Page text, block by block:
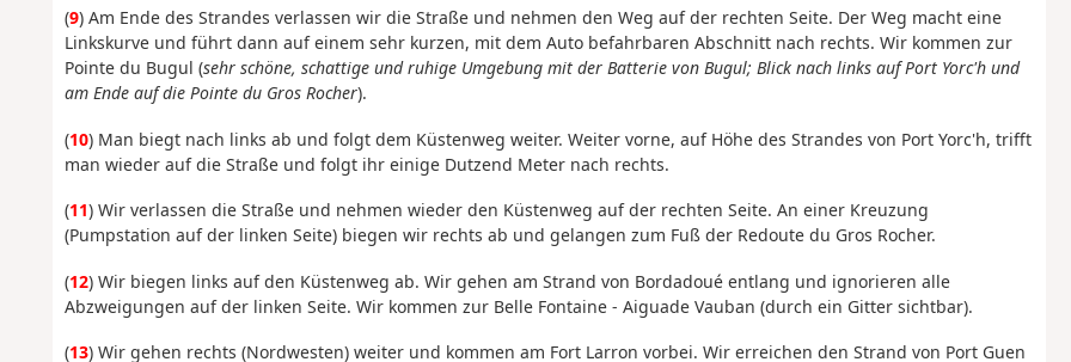
(9) Am Ende des Strandes verlassen wir die Straße und nehmen den Weg auf der rechten Seite. Der Weg macht eine
Linkskurve und führt dann auf einem sehr kurzen, mit dem Auto befahrbaren Abschnitt nach rechts. Wir kommen zur
Pointe du Bugul (sehr schöne, schattige und ruhige Umgebung mit der Batterie von Bugul; Blick nach links auf Port Yorc'h und
am Ende auf die Pointe du Gros Rocher).
(10) Man biegt nach links ab und folgt dem Küstenweg weiter. Weiter vorne, auf Höhe des Strandes von Port Yorc'h, trifft
man wieder auf die Straße und folgt ihr einige Dutzend Meter nach rechts.
(11) Wir verlassen die Straße und nehmen wieder den Küstenweg auf der rechten Seite. An einer Kreuzung
(Pumpstation auf der linken Seite) biegen wir rechts ab und gelangen zum Fuß der Redoute du Gros Rocher.
(12) Wir biegen links auf den Küstenweg ab. Wir gehen am Strand von Bordadoué entlang und ignorieren alle
Abzweigungen auf der linken Seite. Wir kommen zur Belle Fontaine - Aiguade Vauban (durch ein Gitter sichtbar).
(13) Wir gehen rechts (Nordwesten) weiter und kommen am Fort Larron vorbei. Wir erreichen den Strand von Port Guen